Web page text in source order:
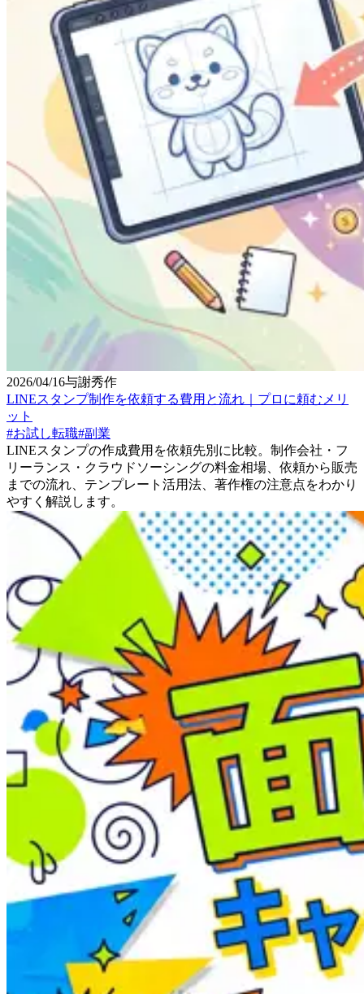
2026/04/16与謝秀作
LINEスタンプ制作を依頼する費用と流れ｜プロに頼むメリ
ット
#お試し転職#副業
LINEスタンプの作成費用を依頼先別に比較。制作会社・フ
リーランス・クラウドソーシングの料金相場、依頼から販売
までの流れ、テンプレート活用法、著作権の注意点をわかり
やすく解説します。